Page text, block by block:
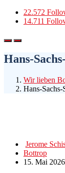
22.572
14.711
Hans-
Wir lieben
Hans-Sachs-
Jerome
Bottrop
15. Mai 2026